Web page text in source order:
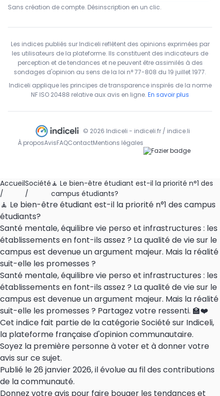
Sans création de compte. Désinscription en un clic.
Les indices publiés sur Indiceli reflètent des opinions exprimées par
les utilisateurs de la plateforme. Ils constituent des indicateurs de
perception et de tendances et ne peuvent être assimilés à des
sondages d'opinion au sens de la loi n° 77-808 du 19 juillet 1977.
Indiceli applique les principes de transparence inspirés de la norme
NF ISO 20488 relative aux avis en ligne. En savoir plus
© 2026 Indiceli - indiceli.fr / indice.li
À proposAvisFAQContactMentions légales
Accueil
/
Société
/
🧘 Le bien-être étudiant est-il la priorité n°1 des
campus étudiants?
🧘 Le bien-être étudiant est-il la priorité n°1 des campus
étudiants?
Santé mentale, équilibre vie perso et infrastructures : les
établissements en font-ils assez ? La qualité de vie sur le
campus est devenue un argument majeur. Mais la réalité
suit-elle les promesses ?
Santé mentale, équilibre vie perso et infrastructures : les
établissements en font-ils assez ? La qualité de vie sur le
campus est devenue un argument majeur. Mais la réalité
suit-elle les promesses ? Partagez votre ressenti. 🏫❤️
Cet indice fait partie de la catégorie Société sur Indiceli,
la plateforme française d'opinion communautaire.
Soyez la première personne à voter et à donner votre
avis sur ce sujet.
Publié le 26 janvier 2026, il évolue au fil des contributions
de la communauté.
Donnez votre avis pour faire bouger les tendances et